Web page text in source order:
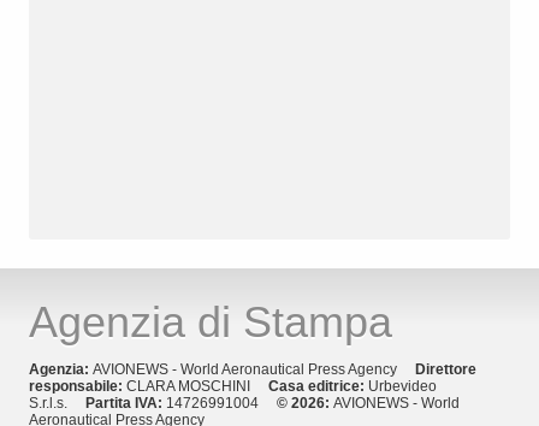
Agenzia di Stampa
Agenzia: AVIONEWS - World Aeronautical Press Agency
Direttore
responsabile: CLARA MOSCHINI Casa editrice: Urbevideo
S.r.l.s.
Partita IVA: 14726991004 © 2026: AVIONEWS - World
Aeronautical Press Agency